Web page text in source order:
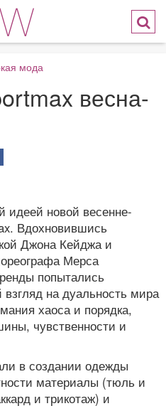
мода
весна-
идеей новой весенне-
Вдохновившись
Джона Кейджа и
Мерса
попытались
на дуальность мира
хаоса и порядка,
чувственности и
в создании одежды
материалы (тюль и
и трикотаж) и